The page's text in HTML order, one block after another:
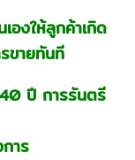
องให้ลูกค้าเกิด
ขายทันที
ปี การรันตรี
าร